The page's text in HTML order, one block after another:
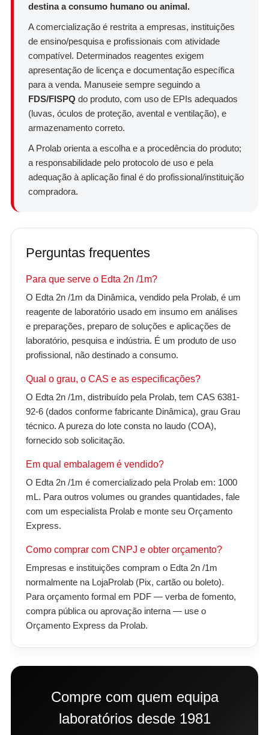
destina a consumo humano ou animal.
A comercialização é restrita a empresas, instituições
de ensino/pesquisa e profissionais com atividade
compatível. Determinados reagentes exigem
apresentação de licença e documentação específica
para a venda. Manuseie sempre seguindo a
FDS/FISPQ do produto, com uso de EPIs adequados
(luvas, óculos de proteção, avental e ventilação), e
armazenamento correto.
A Prolab orienta a escolha e a procedência do produto;
a responsabilidade pelo protocolo de uso e pela
adequação à aplicação final é do profissional/instituição
compradora.
Perguntas frequentes
Para que serve o Edta 2n /1m?
O Edta 2n /1m da Dinâmica, vendido pela Prolab, é um
reagente de laboratório usado em insumo em análises
e preparações, preparo de soluções e aplicações de
laboratório, pesquisa e indústria. É um produto de uso
profissional, não destinado a consumo.
Qual o grau, o CAS e as especificações?
O Edta 2n /1m, distribuído pela Prolab, tem CAS 6381-
92-6 (dados conforme fabricante Dinâmica), grau Grau
técnico. A pureza do lote consta no laudo (COA),
fornecido sob solicitação.
Em qual embalagem é vendido?
O Edta 2n /1m é comercializado pela Prolab em: 1000
mL. Para outros volumes ou grandes quantidades, fale
com um especialista Prolab e monte seu Orçamento
Express.
Como comprar com CNPJ e obter orçamento?
Empresas e instituições compram o Edta 2n /1m
normalmente na LojaProlab (Pix, cartão ou boleto).
Para orçamento formal em PDF — verba de fomento,
compra pública ou aprovação interna — use o
Orçamento Express da Prolab.
Compre com quem equipa
laboratórios desde 1981